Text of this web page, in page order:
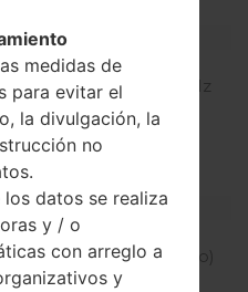
1 Mini-SIM
GSM 900/1800/1900 MHz
UMTS 900/2100 MHz
-
GPRS,EDGE,HSDPA
2.4 pulgadas (~32.8%
relación pantalla-cuerpo)
TFT
medidas de
para evitar el
la divulgación, la
no
datos se realiza
y / o
con arreglo a
y